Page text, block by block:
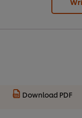
Download PDF